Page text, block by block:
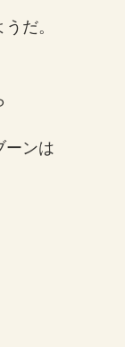
だ。
ーンは